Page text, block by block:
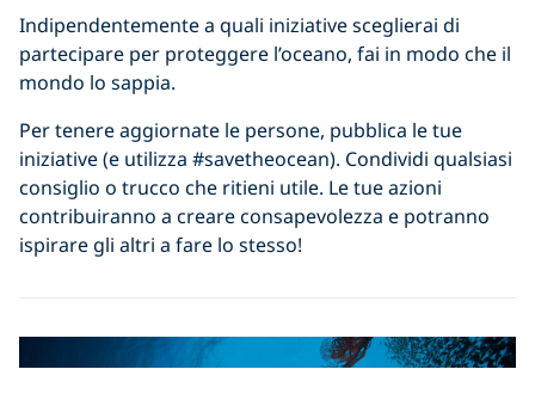
Indipendentemente a quali iniziative sceglierai di
partecipare per proteggere l’oceano, fai in modo che il
mondo lo sappia.
Per tenere aggiornate le persone, pubblica le tue
iniziative (e utilizza #savetheocean). Condividi qualsiasi
consiglio o trucco che ritieni utile. Le tue azioni
contribuiranno a creare consapevolezza e potranno
ispirare gli altri a fare lo stesso!